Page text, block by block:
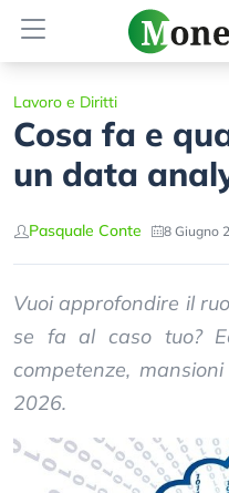
Lavoro e Diritti
Cosa fa e
un data
Pasquale Conte 8 Giugno
Vuoi approfondire il
se fa al caso tuo?
competenze,
2026.